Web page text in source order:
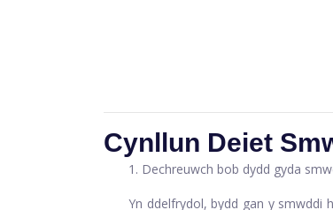
Cynllun Deiet
1. Dechreuwch bob dydd gyda
Yn ddelfrydol, bydd gan y smwddi